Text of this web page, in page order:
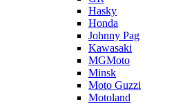
Hasky
Honda
Johnny Pag
Kawasaki
MGMoto
Minsk
Moto Guzzi
Motoland